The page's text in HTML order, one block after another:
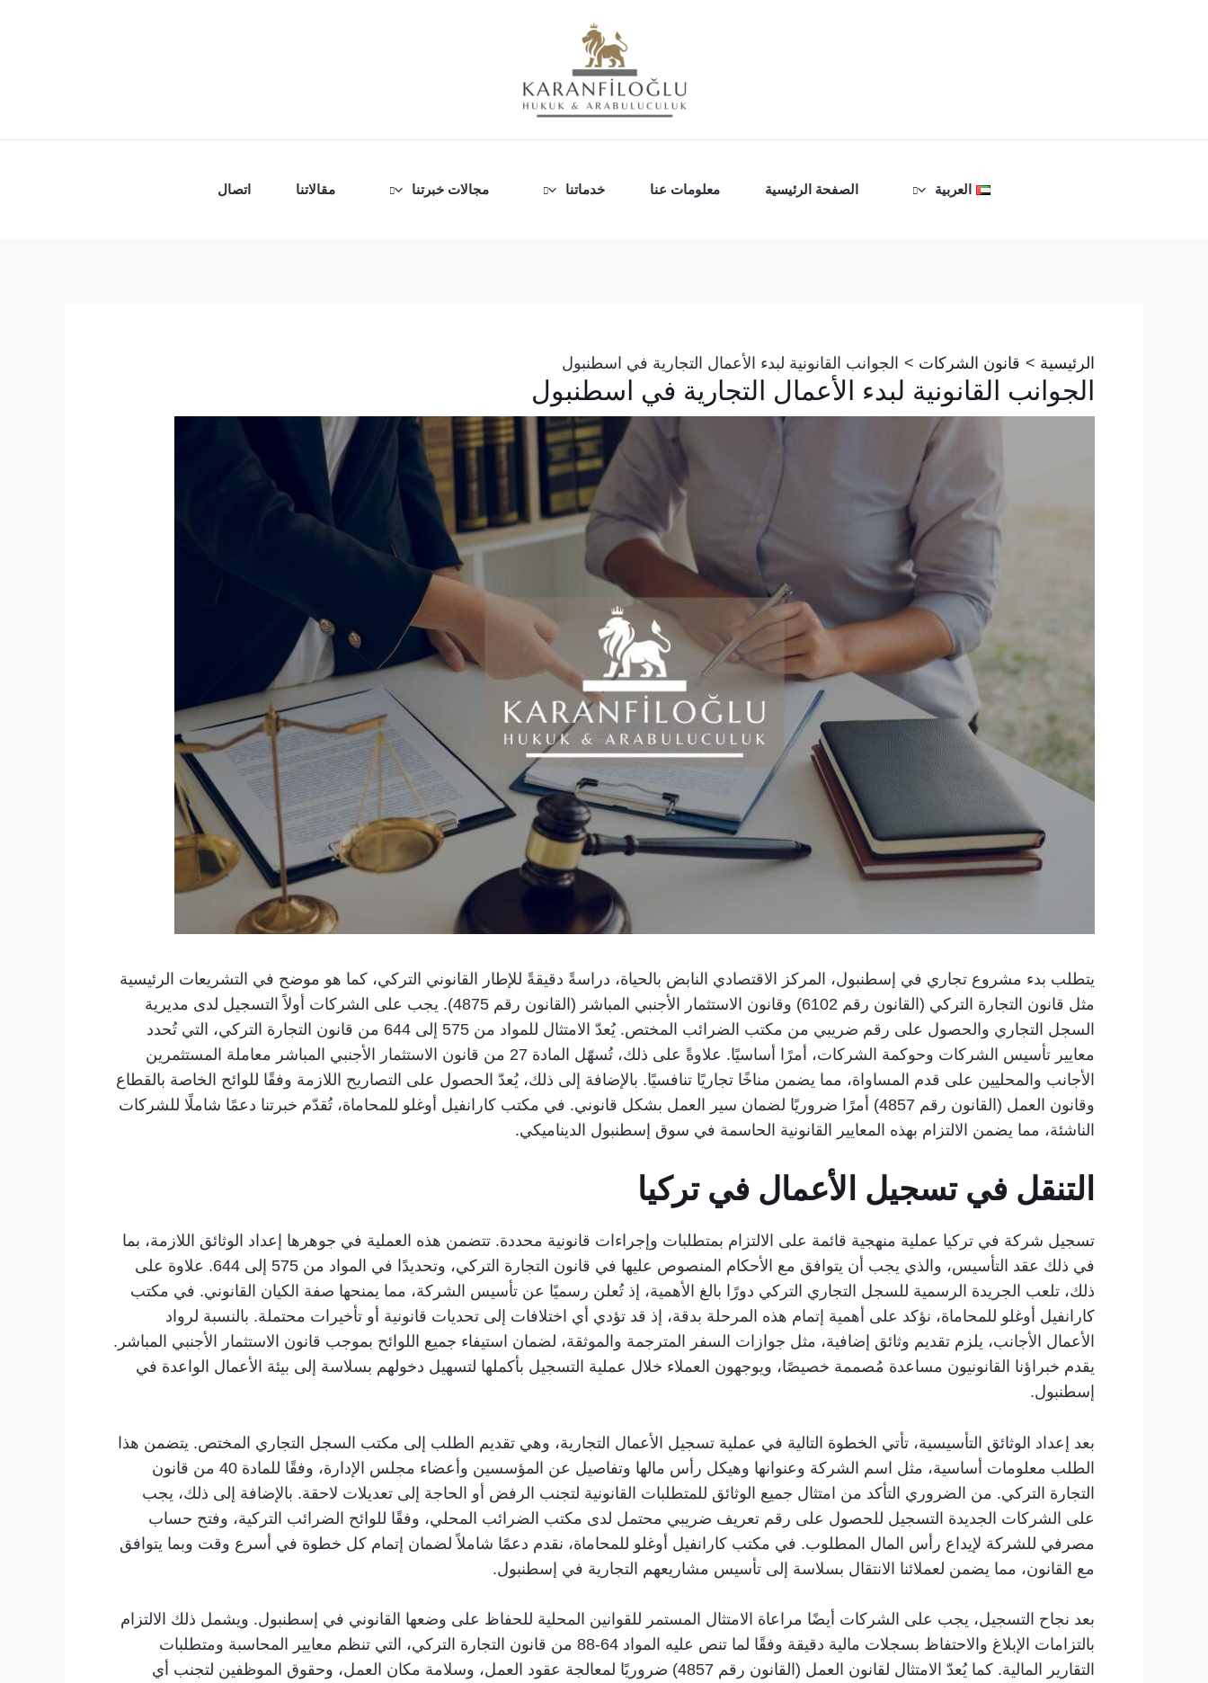
العربية الصفحة الرئيسية معلومات عنا خدماتنا مجالات خبرتنا مقالاتنا اتصال
الرئيسية قانون الشركات الجوانب القانونية لبدء الأعمال التجارية في اسطنبول
الجوانب القانونية لبدء الأعمال التجارية في اسطنبول
يتطلب بدء مشروع تجاري في إسطنبول، المركز الاقتصادي النابض بالحياة، دراسةً دقيقةً للإطار القانوني التركي، كما هو موضح في التشريعات الرئيسية
مثل قانون التجارة التركي (القانون رقم 6102) وقانون الاستثمار الأجنبي المباشر (القانون رقم 4875). يجب على الشركات أولاً التسجيل لدى مديرية
السجل التجاري والحصول على رقم ضريبي من مكتب الضرائب المختص. يُعدّ الامتثال للمواد من 575 إلى 644 من قانون التجارة التركي، التي تُحدد
معايير تأسيس الشركات وحوكمة الشركات، أمرًا أساسيًا. علاوةً على ذلك، تُسهّل المادة 27 من قانون الاستثمار الأجنبي المباشر معاملة المستثمرين
الأجانب والمحليين على قدم المساواة، مما يضمن مناخًا تجاريًا تنافسيًا. بالإضافة إلى ذلك، يُعدّ الحصول على التصاريح اللازمة وفقًا للوائح الخاصة بالقطاع
وقانون العمل (القانون رقم 4857) أمرًا ضروريًا لضمان سير العمل بشكل قانوني. في مكتب كارانفيل أوغلو للمحاماة، تُقدّم خبرتنا دعمًا شاملًا للشركات
الناشئة، مما يضمن الالتزام بهذه المعايير القانونية الحاسمة في سوق إسطنبول الديناميكي.
التنقل في تسجيل الأعمال في تركيا
تسجيل شركة في تركيا عملية منهجية قائمة على الالتزام بمتطلبات وإجراءات قانونية محددة. تتضمن هذه العملية في جوهرها إعداد الوثائق اللازمة، بما
في ذلك عقد التأسيس، والذي يجب أن يتوافق مع الأحكام المنصوص عليها في قانون التجارة التركي، وتحديدًا في المواد من 575 إلى 644. علاوة على
ذلك، تلعب الجريدة الرسمية للسجل التجاري التركي دورًا بالغ الأهمية، إذ تُعلن رسميًا عن تأسيس الشركة، مما يمنحها صفة الكيان القانوني. في مكتب
كارانفيل أوغلو للمحاماة، نؤكد على أهمية إتمام هذه المرحلة بدقة، إذ قد تؤدي أي اختلافات إلى تحديات قانونية أو تأخيرات محتملة. بالنسبة لرواد
الأعمال الأجانب، يلزم تقديم وثائق إضافية، مثل جوازات السفر المترجمة والموثقة، لضمان استيفاء جميع اللوائح بموجب قانون الاستثمار الأجنبي المباشر.
يقدم خبراؤنا القانونيون مساعدة مُصممة خصيصًا، ويوجهون العملاء خلال عملية التسجيل بأكملها لتسهيل دخولهم بسلاسة إلى بيئة الأعمال الواعدة في
إسطنبول.
بعد إعداد الوثائق التأسيسية، تأتي الخطوة التالية في عملية تسجيل الأعمال التجارية، وهي تقديم الطلب إلى مكتب السجل التجاري المختص. يتضمن هذا
الطلب معلومات أساسية، مثل اسم الشركة وعنوانها وهيكل رأس مالها وتفاصيل عن المؤسسين وأعضاء مجلس الإدارة، وفقًا للمادة 40 من قانون
التجارة التركي. من الضروري التأكد من امتثال جميع الوثائق للمتطلبات القانونية لتجنب الرفض أو الحاجة إلى تعديلات لاحقة. بالإضافة إلى ذلك، يجب
على الشركات الجديدة التسجيل للحصول على رقم تعريف ضريبي محتمل لدى مكتب الضرائب المحلي، وفقًا للوائح الضرائب التركية، وفتح حساب
مصرفي للشركة لإيداع رأس المال المطلوب. في مكتب كارانفيل أوغلو للمحاماة، نقدم دعمًا شاملاً لضمان إتمام كل خطوة في أسرع وقت وبما يتوافق
مع القانون، مما يضمن لعملائنا الانتقال بسلاسة إلى تأسيس مشاريعهم التجارية في إسطنبول.
بعد نجاح التسجيل، يجب على الشركات أيضًا مراعاة الامتثال المستمر للقوانين المحلية للحفاظ على وضعها القانوني في إسطنبول. ويشمل ذلك الالتزام
بالتزامات الإبلاغ والاحتفاظ بسجلات مالية دقيقة وفقًا لما تنص عليه المواد 64-88 من قانون التجارة التركي، التي تنظم معايير المحاسبة ومتطلبات
التقارير المالية. كما يُعدّ الامتثال لقانون العمل (القانون رقم 4857) ضروريًا لمعالجة عقود العمل، وسلامة مكان العمل، وحقوق الموظفين لتجنب أي